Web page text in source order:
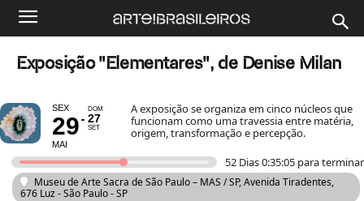
Exposição "Elementares", de Denise Milan
SEX
29
MAI
DOM
27
SET
A exposição se organiza em cinco núcleos que
funcionam como uma travessia entre matéria,
origem, transformação e percepção.
52 Dias 0:35:05 para terminar
Museu de Arte Sacra de São Paulo – MAS / SP, Avenida Tiradentes,
676 Luz - São Paulo - SP